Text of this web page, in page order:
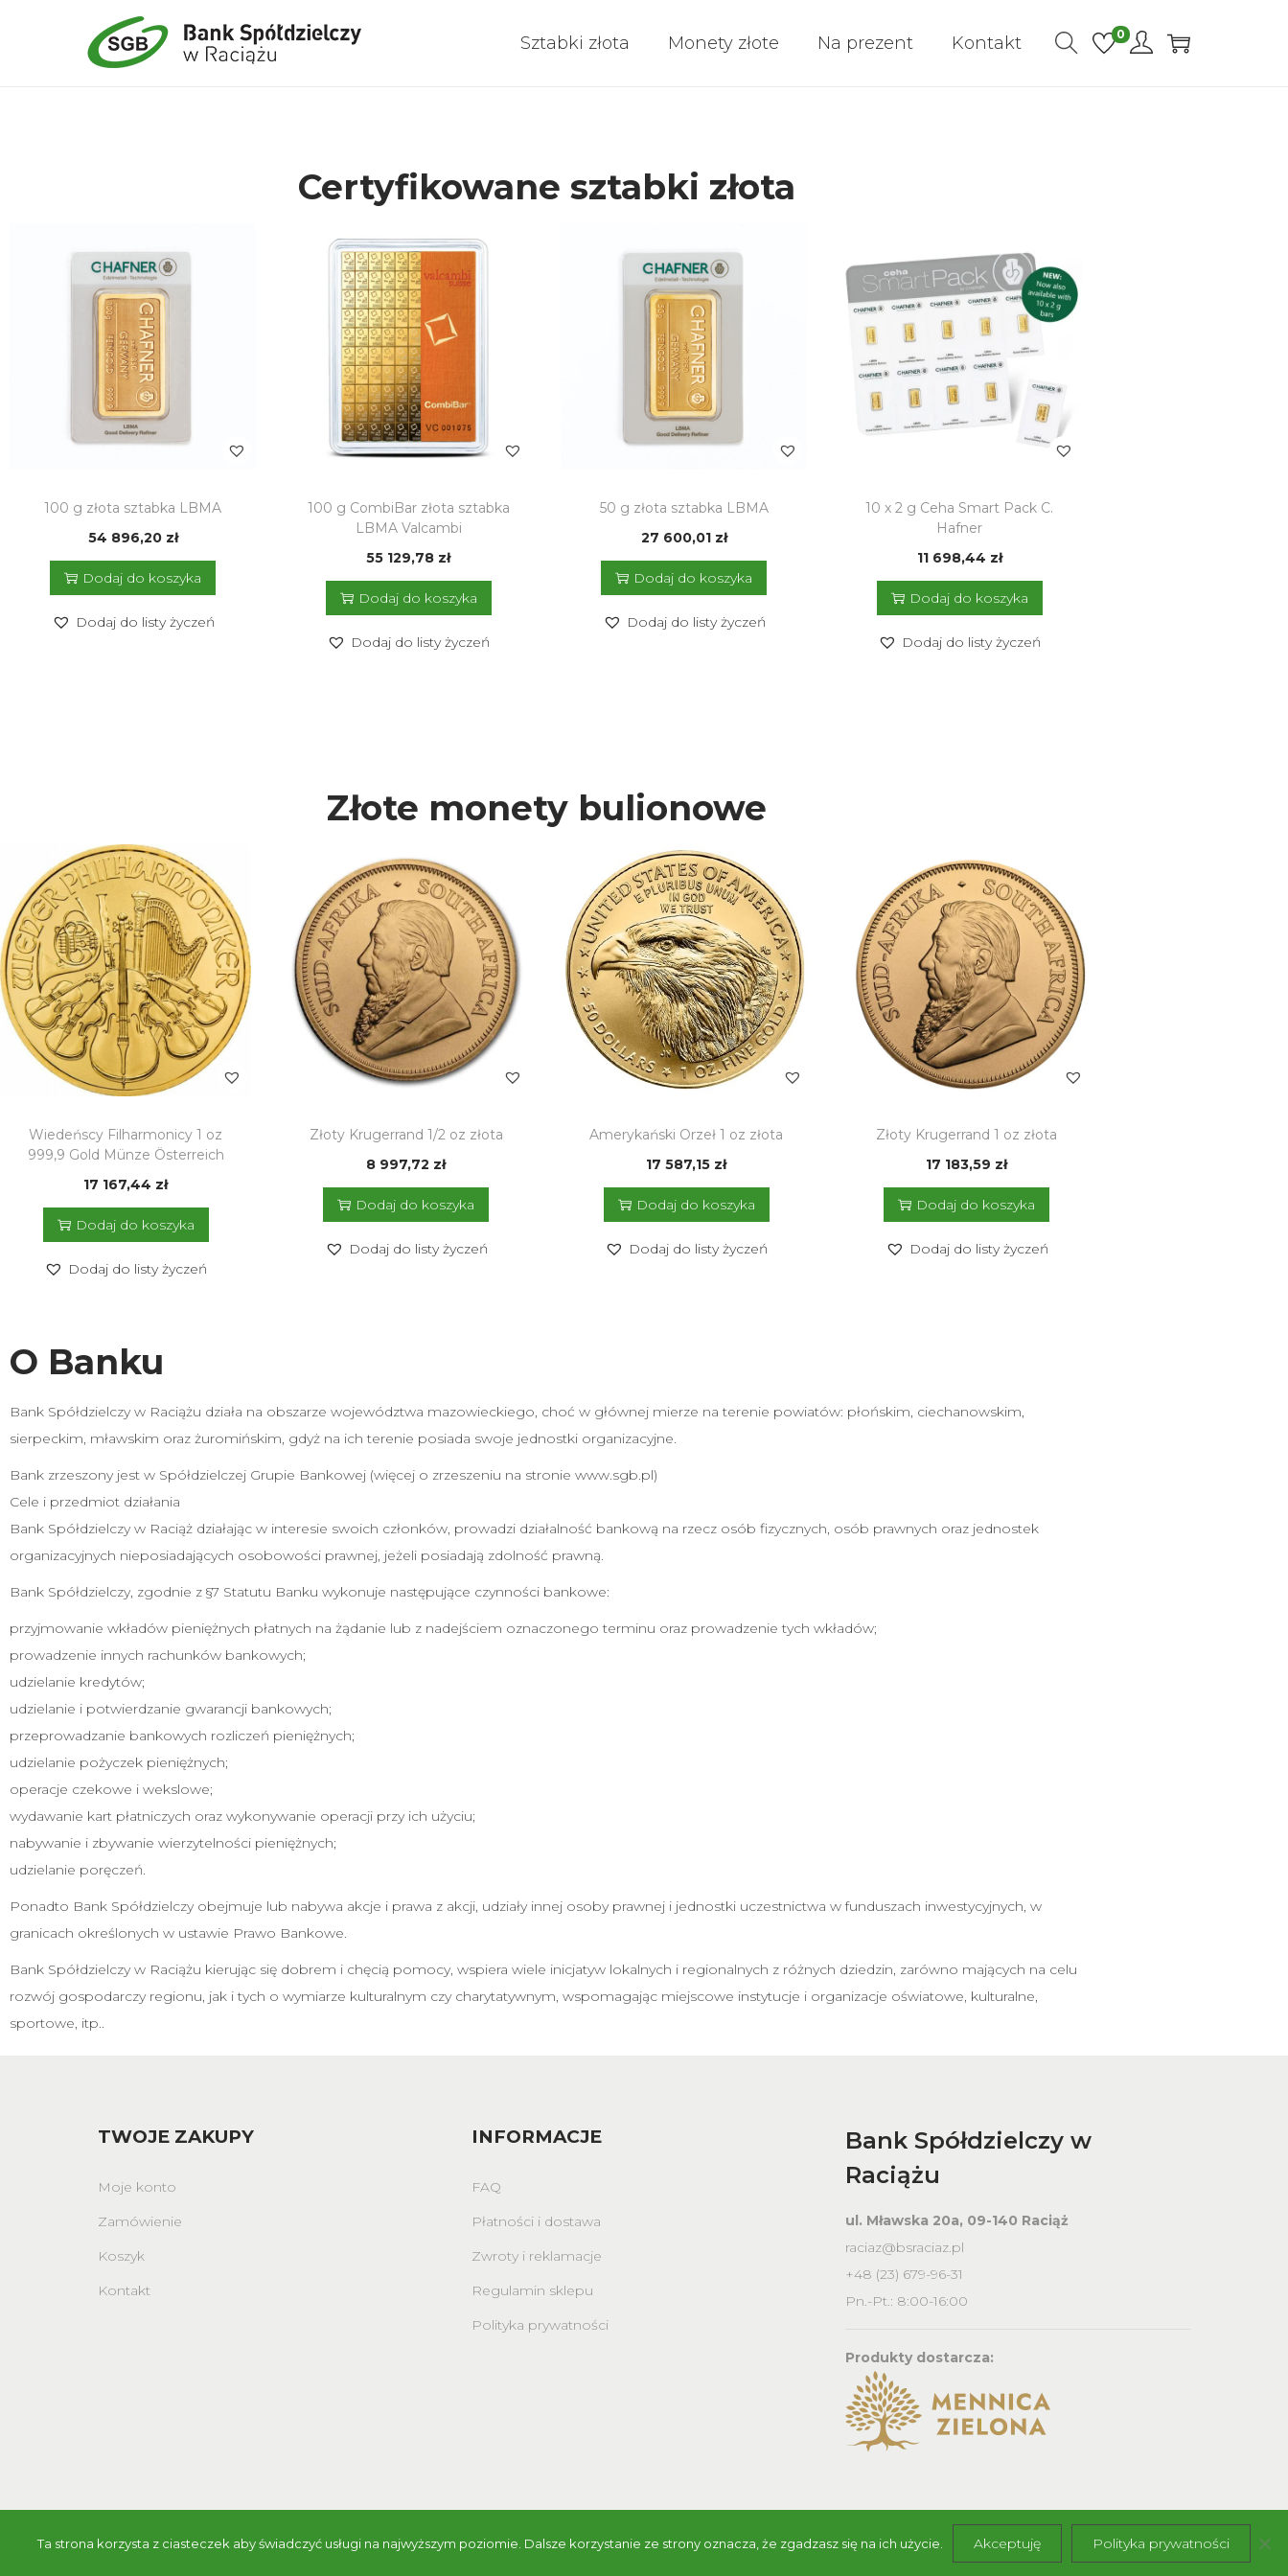
Sztabki złota Monety złote Na prezent Kontakt 0
Certyfikowane sztabki złota
100 g złota sztabka LBMA
54 896,20 zł
Dodaj do koszyka
Dodaj do listy życzeń
100 g CombiBar złota sztabka
LBMA Valcambi
55 129,78 zł
Dodaj do koszyka
Dodaj do listy życzeń
50 g złota sztabka LBMA
27 600,01 zł
Dodaj do koszyka
Dodaj do listy życzeń
10 x 2 g Ceha Smart Pack C.
Hafner
11 698,44 zł
Dodaj do koszyka
Dodaj do listy życzeń
Złote monety bulionowe
Wiedeńscy Filharmonicy 1 oz
999,9 Gold Münze Österreich
17 167,44 zł
Dodaj do koszyka
Dodaj do listy życzeń
Złoty Krugerrand 1/2 oz złota
8 997,72 zł
Dodaj do koszyka
Dodaj do listy życzeń
Amerykański Orzeł 1 oz złota
17 587,15 zł
Dodaj do koszyka
Dodaj do listy życzeń
Złoty Krugerrand 1 oz złota
17 183,59 zł
Dodaj do koszyka
Dodaj do listy życzeń
O Banku
Bank Spółdzielczy w Raciążu działa na obszarze województwa mazowieckiego, choć w głównej mierze na terenie powiatów: płońskim, ciechanowskim,
sierpeckim, mławskim oraz żuromińskim, gdyż na ich terenie posiada swoje jednostki organizacyjne.
Bank zrzeszony jest w Spółdzielczej Grupie Bankowej (więcej o zrzeszeniu na stronie www.sgb.pl)
Cele i przedmiot działania
Bank Spółdzielczy w Raciąż działając w interesie swoich członków, prowadzi działalność bankową na rzecz osób fizycznych, osób prawnych oraz jednostek
organizacyjnych nieposiadających osobowości prawnej, jeżeli posiadają zdolność prawną.
Bank Spółdzielczy, zgodnie z §7 Statutu Banku wykonuje następujące czynności bankowe:
przyjmowanie wkładów pieniężnych płatnych na żądanie lub z nadejściem oznaczonego terminu oraz prowadzenie tych wkładów;
prowadzenie innych rachunków bankowych;
udzielanie kredytów;
udzielanie i potwierdzanie gwarancji bankowych;
przeprowadzanie bankowych rozliczeń pieniężnych;
udzielanie pożyczek pieniężnych;
operacje czekowe i wekslowe;
wydawanie kart płatniczych oraz wykonywanie operacji przy ich użyciu;
nabywanie i zbywanie wierzytelności pieniężnych;
udzielanie poręczeń.
Ponadto Bank Spółdzielczy obejmuje lub nabywa akcje i prawa z akcji, udziały innej osoby prawnej i jednostki uczestnictwa w funduszach inwestycyjnych, w
granicach określonych w ustawie Prawo Bankowe.
Bank Spółdzielczy w Raciążu kierując się dobrem i chęcią pomocy, wspiera wiele inicjatyw lokalnych i regionalnych z różnych dziedzin, zarówno mających na celu
rozwój gospodarczy regionu, jak i tych o wymiarze kulturalnym czy charytatywnym, wspomagając miejscowe instytucje i organizacje oświatowe, kulturalne,
sportowe, itp..
TWOJE ZAKUPY
Moje konto
Zamówienie
Koszyk
Kontakt
INFORMACJE
FAQ
Płatności i dostawa
Zwroty i reklamacje
Regulamin sklepu
Polityka prywatności
Bank Spółdzielczy w
Raciążu
ul. Mławska 20a, 09-140 Raciąż
raciaz@bsraciaz.pl
+48 (23) 679-96-31
Pn.-Pt.: 8:00-16:00
Produkty dostarcza:
© 2018 - 2026 Bank Spółdzielczy w Raciążu - Wszelkie prawa zastrzeżone | Powered byoffIT!
Ta strona korzysta z ciasteczek aby świadczyć usługi na najwyższym poziomie. Dalsze korzystanie ze strony oznacza, że zgadzasz się na ich użycie. Akceptuję Polityka prywatności